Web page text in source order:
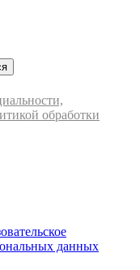
обработки
данных